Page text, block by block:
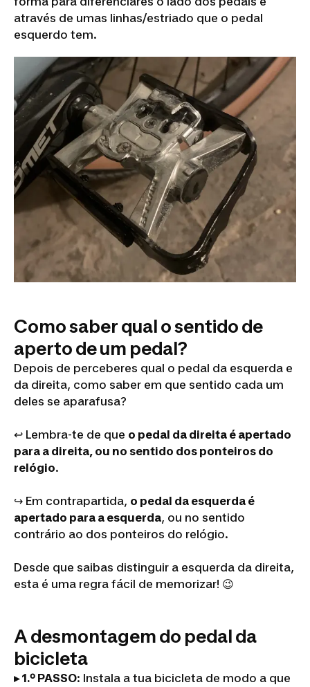
através de umas linhas/estriado que o pedal
esquerdo tem.
Como saber qual o sentido de
aperto de um pedal?
Depois de perceberes qual o pedal da esquerda e
da direita, como saber em que sentido cada um
deles se aparafusa?
↩️ Lembra-te de que o pedal da direita é apertado
para a direita, ou no sentido dos ponteiros do
relógio.
↪️ Em contrapartida, o pedal da esquerda é
apertado para a esquerda, ou no sentido
contrário ao dos ponteiros do relógio.
Desde que saibas distinguir a esquerda da direita,
esta é uma regra fácil de memorizar! 😉
A desmontagem do pedal da
bicicleta
▸ 1.º PASSO: Instala a tua bicicleta de modo a que